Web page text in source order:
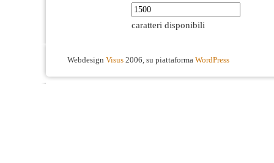
caratteri disponibili
Webdesign Visus 2006, su piattaforma WordPress